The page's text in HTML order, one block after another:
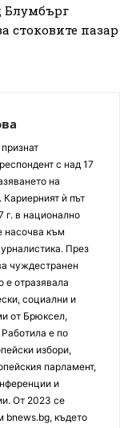
Блумбърг
стоковите пазар
с над 17
на
Кариерният ѝ път
г. в национално
насочва към
През
чуждестранен
е отразявала
социални и
от Брюксел,
е по
избори,
парламент,
и
От 2023 се
bnews.bg, където